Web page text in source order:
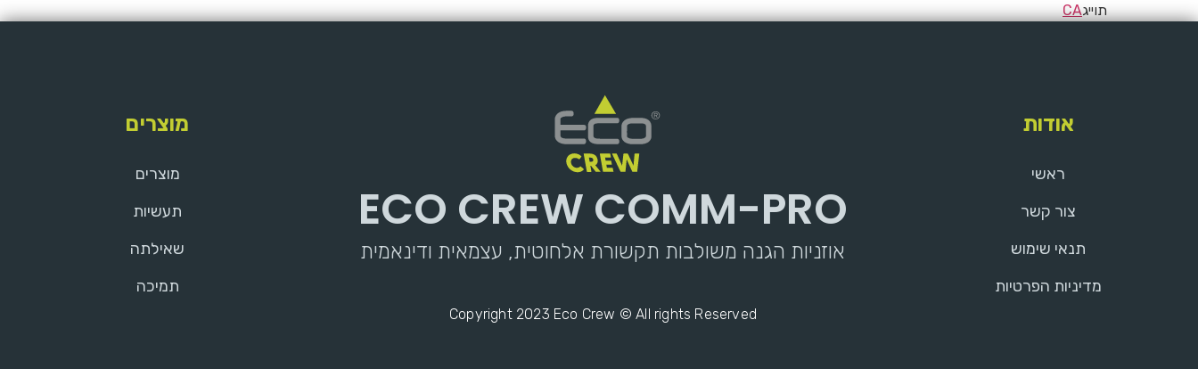
תוייגCA
אודות
ראשי
צור קשר
תנאי שימוש
מדיניות הפרטיות
ECO CREW COMM-PRO
אוזניות הגנה משולבות תקשורת אלחוטית, עצמאית ודינאמית
Copyright 2023 Eco Crew © All rights Reserved
מוצרים
מוצרים
תעשיות
שאילתה
תמיכה